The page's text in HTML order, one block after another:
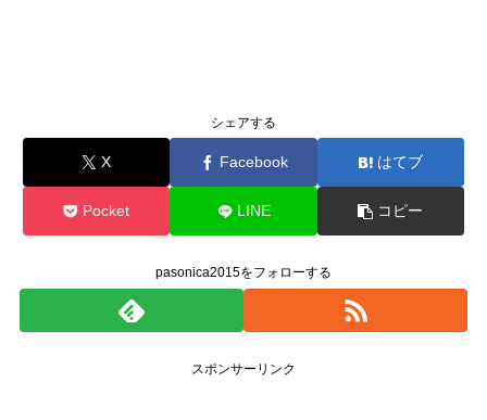
シェアする
X Facebook はてブ
Pocket LINE コピー
pasonica2015をフォローする
スポンサーリンク